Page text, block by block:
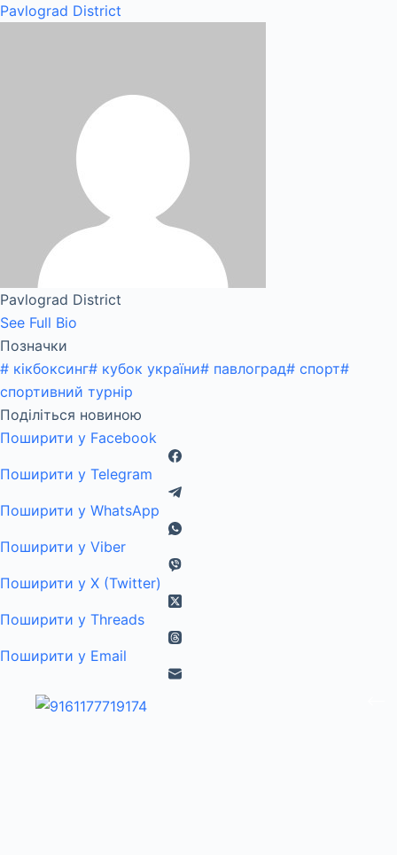
Pavlograd District
Pavlograd District
See Full Bio
Позначки
# кікбоксинг# кубок україни# павлоград# спорт#
спортивний турнір
Поділіться новиною
Поширити у Facebook
Поширити у Telegram
Поширити у WhatsApp
Поширити у Viber
Поширити у X (Twitter)
Поширити у Threads
Поширити у Email